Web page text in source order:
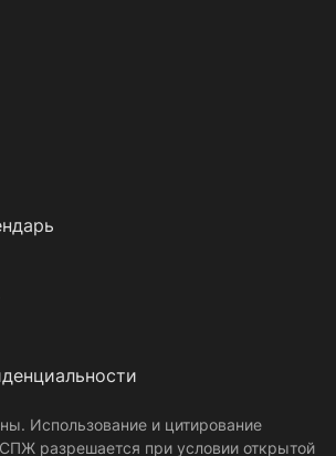
Использование и цитирование
разрешается при условии открытой